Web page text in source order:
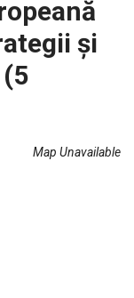
și
Map Unavailable